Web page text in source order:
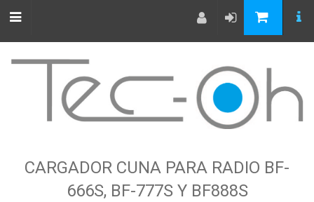
CARGADOR CUNA PARA RADIO BF-
666S, BF-777S Y BF888S